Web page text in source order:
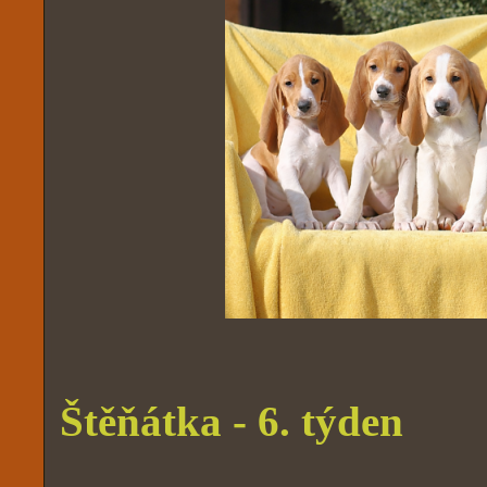
Štěňátka - 6. týden